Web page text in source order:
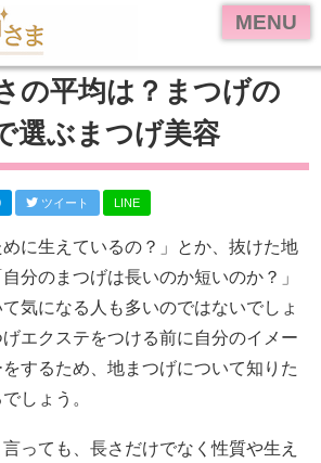
MENU
ドバンス
の平均は？まつげの
選ぶまつげ美容
ツイート LINE
めに生えているの？」とか、抜けた地
分のまつげは長いのか短いのか？」
気になる人も多いのではないでしょ
エクステをつける前に自分のイメー
するため、地まつげについて知りた
しょう。
っても、長さだけでなく性質や生え